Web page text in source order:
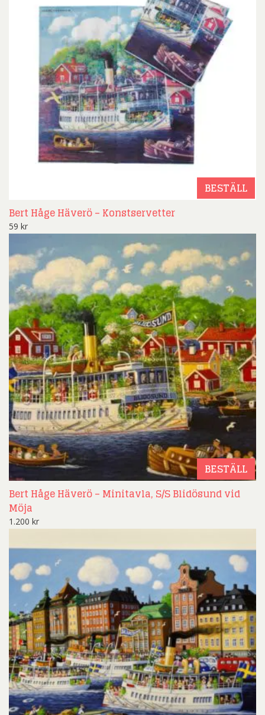
BESTÄLL
Bert Håge Häverö – Konstservetter
59 kr
BESTÄLL
Bert Håge Häverö – Minitavla, S/S Blidösund vid
Möja
1.200 kr